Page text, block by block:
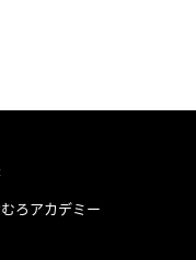
ろアカデミー